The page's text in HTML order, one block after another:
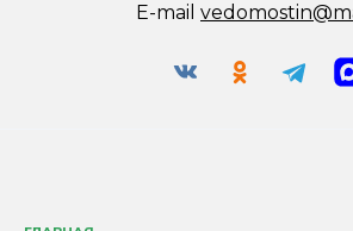
E-mail